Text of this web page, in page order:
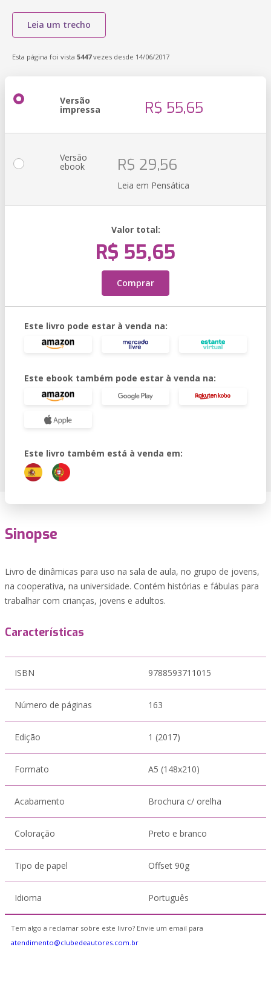
Leia um trecho
Esta página foi vista 5447vezes desde 14/06/2017
Versão
impressa R$ 55,65
Versão
ebook R$ 29,56
Leia em Pensática
Valor total:
R$ 55,65
Comprar
Este livro pode estar à venda na:
Este ebook também pode estar à venda na:
Este livro também está à venda em:
Sinopse
Livro de dinâmicas para uso na sala de aula, no grupo de jovens,
na cooperativa, na universidade. Contém histórias e fábulas para
trabalhar com crianças, jovens e adultos.
Características
ISBN 9788593711015
Número de páginas 163
Edição 1 (2017)
Formato A5 (148x210)
Acabamento Brochura c/ orelha
Coloração Preto e branco
Tipo de papel Offset 90g
Idioma Português
Tem algo a reclamar sobre este livro? Envie um email para
atendimento@clubedeautores.com.br